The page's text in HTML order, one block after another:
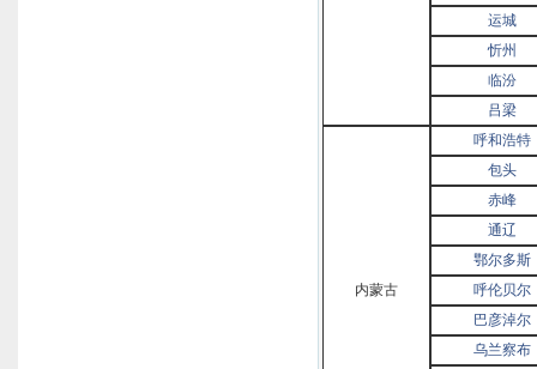
运城
忻州
临汾
吕梁
内蒙古
呼和浩特
包头
赤峰
通辽
鄂尔多斯
呼伦贝尔
巴彦淖尔
乌兰察布